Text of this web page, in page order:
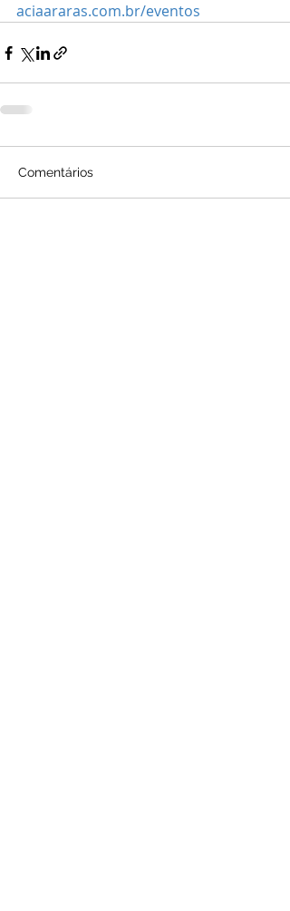
aciaararas.com.br/eventos
Comentários